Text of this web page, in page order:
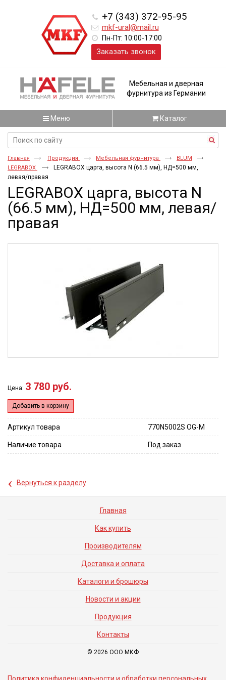
+7 (343) 372-95-95
mkf-ural@mail.ru
Пн-Пт: 10:00-17:00
Заказать звонок
Мебельная и дверная
фурнитура из Германии
Меню Каталог
Главная Продукция Мебельная фурнитура
BLUM
LEGRABOX
LEGRABOX царга, высота N (66.5 мм), НД=500 мм,
левая/правая
LEGRABOX царга, высота N
(66.5 мм), НД=500 мм, левая/
правая
Цена: 3 780 руб.
Добавить в корзину
Артикул товара 770N5002S OG-M
Наличие товара Под заказ
‹ Вернуться к разделу
Главная
Как купить
Производителям
Доставка и оплата
Каталоги и брошюры
Новости и акции
Продукция
Контакты
© 2026 ООО МКФ